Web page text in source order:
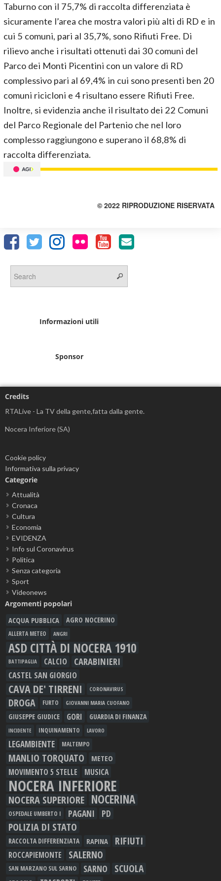
Taburno con il 75,7% di raccolta differenziata è
sicuramente l’area che mostra valori più alti di RD e in
cui 5 comuni, pari al 35,7%, sono Rifiuti Free. Di
rilievo anche i risultati ottenuti dai 30 comuni del
Parco dei Monti Picentini con un valore di RD
complessivo pari al 69,4% in cui sono presenti ben 20
comuni ricicloni e 4 risultano essere Rifiuti Free.
Inoltre, si evidenzia anche il risultato dei 22 Comuni
del Parco Regionale del Partenio che nel loro
complesso raggiungono e superano il 68,8% di
raccolta differenziata.
© 2022 RIPRODUZIONE RISERVATA
Informazioni utili
Sponsor
Credits
RTALive - La TV della gente,fatta dalla gente.
Nocera Inferiore (SA)
Cookie policy
Informativa sulla privacy
Categorie
Attualità
Cronaca
Cultura
Economia
EVIDENZA
Info sul Coronavirus
Politica
Senza categoria
Sport
Videonews
Argomenti popolari
ACQUA PUBBLICA AGRO NOCERINO
ALLERTA METEO ANGRI
ASD CITTÀ DI NOCERA 1910
BATTIPAGLIA CALCIO CARABINIERI
CASTEL SAN GIORGIO
CAVA DE' TIRRENI CORONAVIRUS
DROGA FURTO GIOVANNI MARIA CUOFANO
GIUSEPPE GIUDICE GORI GUARDIA DI FINANZA
INCIDENTE INQUINAMENTO LAVORO
LEGAMBIENTE MALTEMPO
MANLIO TORQUATO METEO
MOVIMENTO 5 STELLE MUSICA
NOCERA INFERIORE
NOCERA SUPERIORE NOCERINA
OSPEDALE UMBERTO I PAGANI PD
POLIZIA DI STATO
RACCOLTA DIFFERENZIATA RAPINA RIFIUTI
ROCCAPIEMONTE SALERNO
SAN MARZANO SUL SARNO SARNO SCUOLA